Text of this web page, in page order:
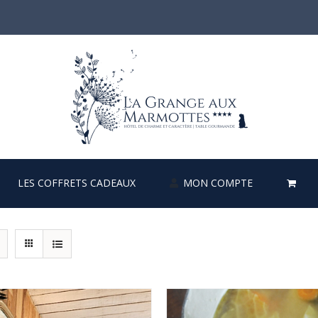
LES COFFRETS CADEAUX MON COMPTE